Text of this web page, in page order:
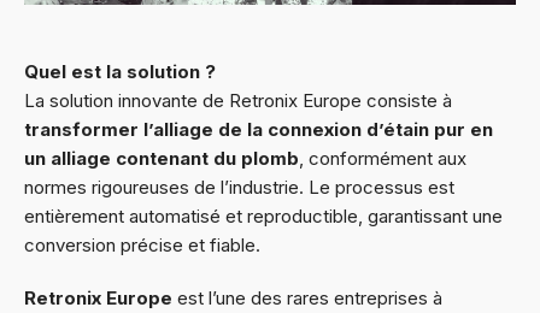
Quel est la solution ?
La solution innovante de Retronix Europe consiste à
transformer l’alliage de la connexion d’étain pur en
un alliage contenant du plomb , conformément aux
normes rigoureuses de l’industrie. Le processus est
entièrement automatisé et reproductible, garantissant une
conversion précise et fiable.
Retronix Europe est l’une des rares entreprises à